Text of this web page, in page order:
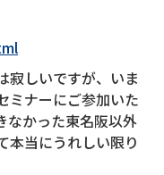
寂しいですが、いま
ミナーにご参加いた
なかった東名阪以外
本当にうれしい限り